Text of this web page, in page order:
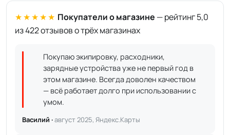
★★★★★ Покупатели о магазине — рейтинг 5,0
из 422 отзывов о трёх магазинах
Покупаю экипировку, расходники,
зарядные устройства уже не первый год в
этом магазине. Всегда доволен качеством
— всё работает долго при использовании с
умом.
Василий ·август 2025, Яндекс.Карты